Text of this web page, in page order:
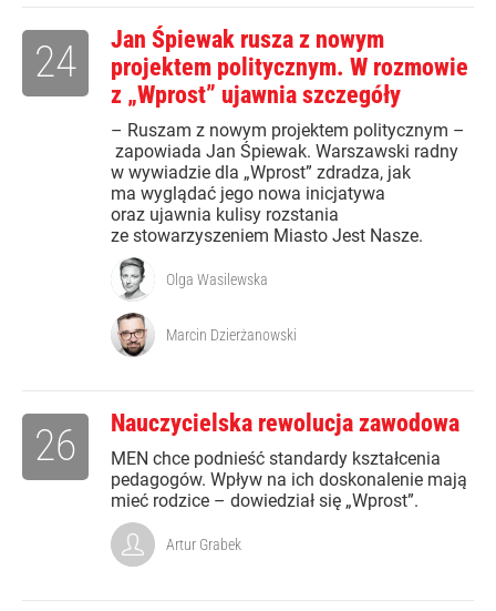
Jan Śpiewak rusza z nowym
projektem politycznym. W rozmowie
z „Wprost” ujawnia szczegóły
– Ruszam z nowym projektem politycznym –
zapowiada Jan Śpiewak. Warszawski radny
w wywiadzie dla „Wprost” zdradza, jak
ma wyglądać jego nowa inicjatywa
oraz ujawnia kulisy rozstania
ze stowarzyszeniem Miasto Jest Nasze.
24
Olga Wasilewska
Marcin Dzierżanowski
Nauczycielska rewolucja zawodowa
MEN chce podnieść standardy kształcenia
pedagogów. Wpływ na ich doskonalenie mają
mieć rodzice – dowiedział się „Wprost”.
26
Artur Grabek